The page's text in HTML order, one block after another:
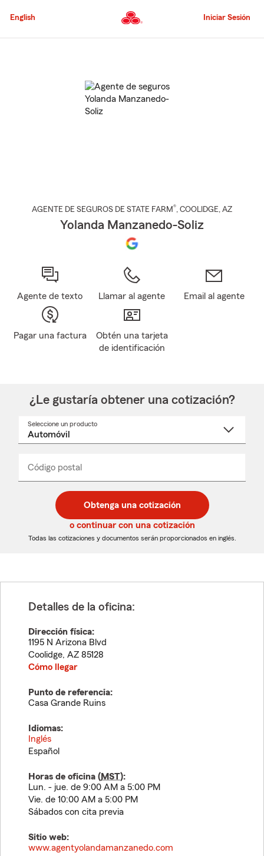
al
principal
English Iniciar Sesión
AGENTE DE SEGUROS DE STATE FARM®, COOLIDGE, AZ
Yolanda Manzanedo-Soliz
Agente de texto Llamar al agente Email al agente
Pagar una factura
Obtén una tarjeta
de identificación
¿Le gustaría obtener una cotización?
Seleccione un producto
desplegable
Código postal
de
5
dígitos
de
5
dígitos
_____
Obtenga una cotización
o continuar con una cotización
Todas las cotizaciones y documentos serán proporcionados en inglés.
Detalles de la oficina:
Dirección física:
1195 N Arizona Blvd
Coolidge, AZ 85128
Cómo llegar
Punto de referencia:
Casa Grande Ruins
Idiomas:
Inglés
Español
Horas de oficina (MST):
Lun. - jue. de 9:00 AM a 5:00 PM
Vie. de 10:00 AM a 5:00 PM
Sábados con cita previa
Sitio web:
www.agentyolandamanzanedo.com